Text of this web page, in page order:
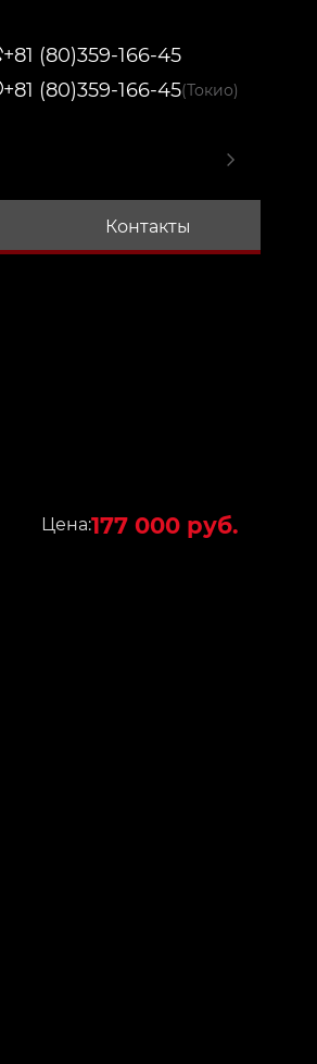
+81 (80)359-166-45
+81 (80)359-166-45(Токио)
Контакты
Цена:177 000 руб.